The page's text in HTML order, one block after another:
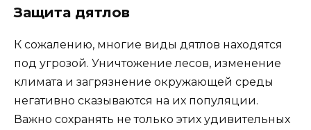
Защита дятлов
К сожалению, многие виды дятлов находятся
под угрозой. Уничтожение лесов, изменение
климата и загрязнение окружающей среды
негативно сказываются на их популяции.
Важно сохранять не только этих удивительных